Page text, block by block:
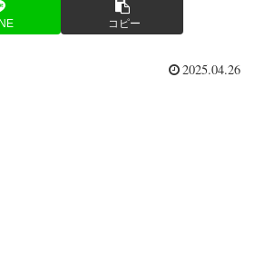
コピー
2025.04.26